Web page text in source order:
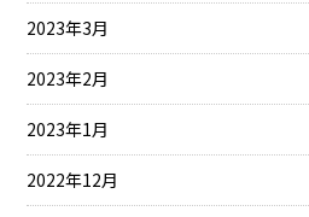
2023年3月
2023年2月
2023年1月
2022年12月